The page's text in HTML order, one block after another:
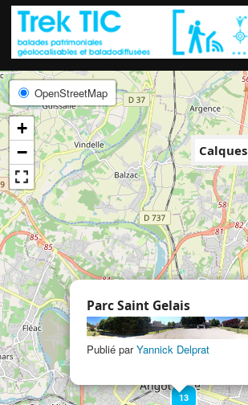
13
Parc Saint Gelais
Publié parYannick Delprat
OpenStreetMap
+
−
Calques